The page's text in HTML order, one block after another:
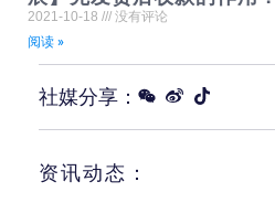
2021-10-18
没有评论
阅读 »
社媒分享：
资讯动态：